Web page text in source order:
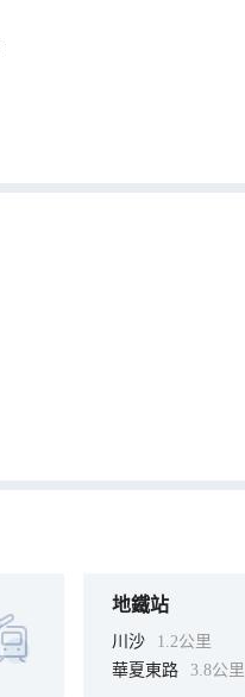
地鐵站
川沙
1.2公里
華夏東路
3.8公里